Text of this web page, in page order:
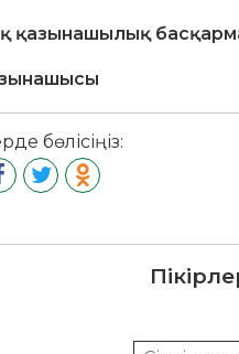
қазынашылық
бөлісіңіз: